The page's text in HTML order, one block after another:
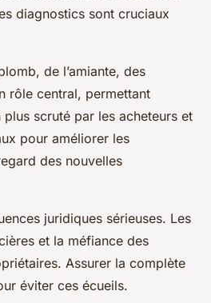
diagnostics sont cruciaux
de l’amiante, des
rôle central, permettant
scruté par les acheteurs et
pour améliorer les
des nouvelles
juridiques sérieuses. Les
et la méfiance des
Assurer la complète
éviter ces écueils.